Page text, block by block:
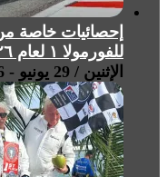
إحصائيات خاصة
للفورمولا ١ لعام ٢٠٢٦
الإثنين / 29 يونيو - 2026 / 1:09 مساءً